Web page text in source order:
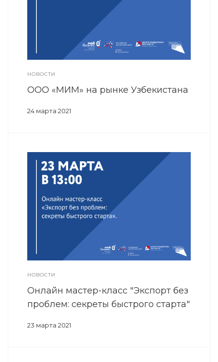
НОВОСТИ
ООО «МИМ» на рынке Узбекистана
24 марта 2021
НОВОСТИ
Онлайн мастер-класс "Экспорт без
проблем: секреты быстрого старта"
23 марта 2021